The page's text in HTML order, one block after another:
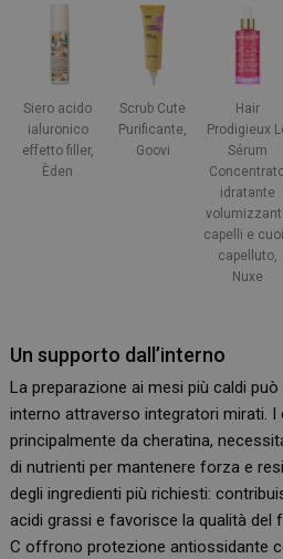
Siero acido
ialuronico
effetto filler,
Èden
Scrub Cute
Purificante,
Goovi
Hair
Prodigieux
Sérum
idratante
capelli e
capelluto,
Nuxe
Un supporto dall’interno
La preparazione ai mesi più caldi
interno attraverso integratori mirati. I
principalmente da cheratina,
di nutrienti per mantenere forza e
degli ingredienti più richiesti:
acidi grassi e favorisce la qualità del
C offrono protezione antiossidante